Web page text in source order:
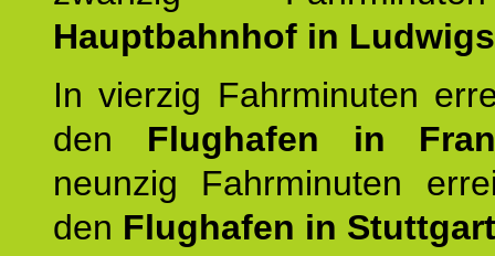
Hauptbahnhof in
In vierzig Fahrminuten
den Flughafen in
neunzig Fahrminuten
den Flughafen in